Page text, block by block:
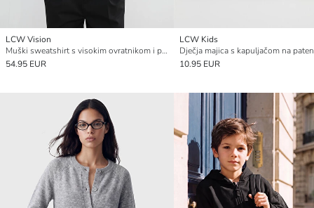
LCW Vision
Muški sweatshirt s visokim ovratnikom i patentom
54.95 EUR
LCW Kids
10.95 EUR